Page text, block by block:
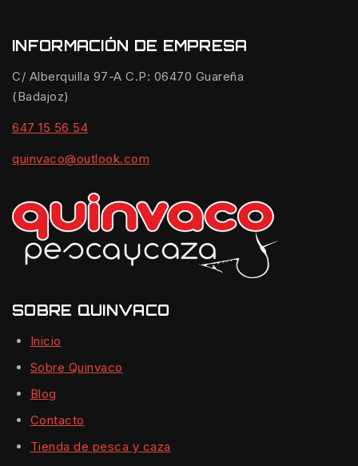
INFORMACIÓN DE EMPRESA
C/ Alberquilla 97-A C.P: 06470 Guareña
(Badajoz)
647 15 56 54
quinvaco@outlook.com
SOBRE QUINVACO
Inicio
Sobre Quinvaco
Blog
Contacto
Tienda de pesca y caza